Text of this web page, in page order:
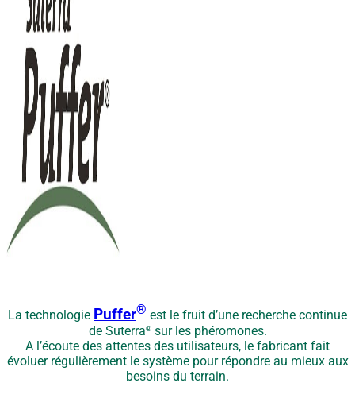
La technologie Puffer® est le fruit d’une recherche continue
de Suterra®sur les phéromones.
A l’écoute des attentes des utilisateurs, le fabricant fait
évoluer régulièrement le système pour répondre au mieux aux
besoins du terrain.